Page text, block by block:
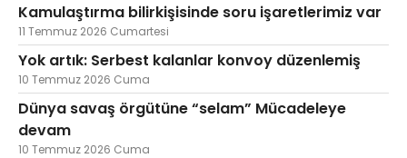
Kamulaştırma bilirkişisinde soru işaretlerimiz var
11 Temmuz 2026 Cumartesi
Yok artık: Serbest kalanlar konvoy düzenlemiş
10 Temmuz 2026 Cuma
Dünya savaş örgütüne “selam” Mücadeleye
devam
10 Temmuz 2026 Cuma